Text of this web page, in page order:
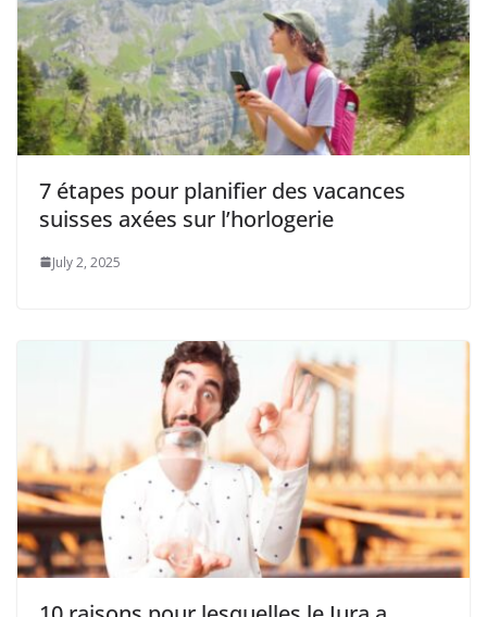
7 étapes pour planifier des vacances
suisses axées sur l’horlogerie
July 2, 2025